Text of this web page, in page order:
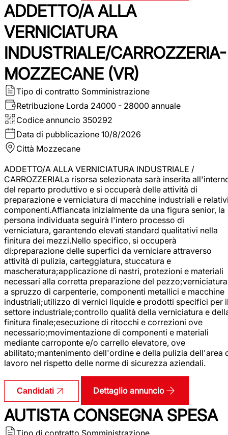
ADDETTO/A ALLA
VERNICIATURA
INDUSTRIALE/CARROZZERIA-
MOZZECANE (VR)
Tipo di contratto Somministrazione
Retribuzione Lorda 24000 - 28000 annuale
Codice annuncio 350292
Data di pubblicazione 10/8/2026
Città Mozzecane
ADDETTO/A ALLA VERNICIATURA INDUSTRIALE /
CARROZZERIALa risorsa selezionata sarà inserita
del reparto produttivo e si occuperà delle attività di
preparazione e verniciatura di macchine industriali e
componenti.Affiancata inizialmente da una figura senior, la
persona individuata seguirà l'intero processo di
verniciatura, garantendo elevati standard qualitativi nella
finitura dei mezzi.Nello specifico, si occuperà
di:preparazione delle superfici da verniciare attraverso
attività di pulizia, carteggiatura, stuccatura e
mascheratura;applicazione di nastri, protezioni e materiali
necessari alla corretta preparazione del pezzo;verniciatura
a spruzzo di carpenterie, componenti metallici e macchine
industriali;utilizzo di vernici liquide e prodotti specifici per
settore industriale;controllo qualità della verniciatura e
finitura finale;esecuzione di ritocchi e correzioni ove
necessario;movimentazione di componenti e materiali
mediante carroponte e/o carrello elevatore, ove
abilitato;mantenimento dell'ordine e della pulizia dell'area
lavoro nel rispetto delle norme di sicurezza aziendali.
Candidati Dettaglio annuncio
AUTISTA CONSEGNA SPESA
Tipo di contratto Somministrazione